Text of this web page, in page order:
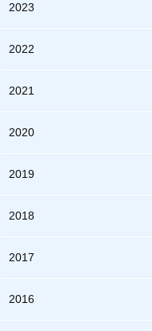
2023
2022
2021
2020
2019
2018
2017
2016